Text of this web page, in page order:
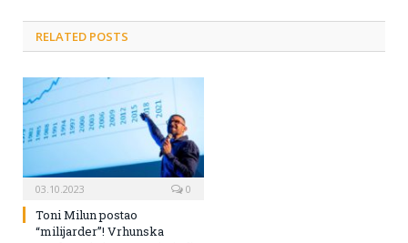
RELATED POSTS
03.10.2023 0
Toni Milun postao
“milijarder”! Vrhunska